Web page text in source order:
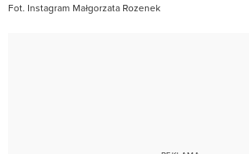
Fot. Instagram Małgorzata Rozenek